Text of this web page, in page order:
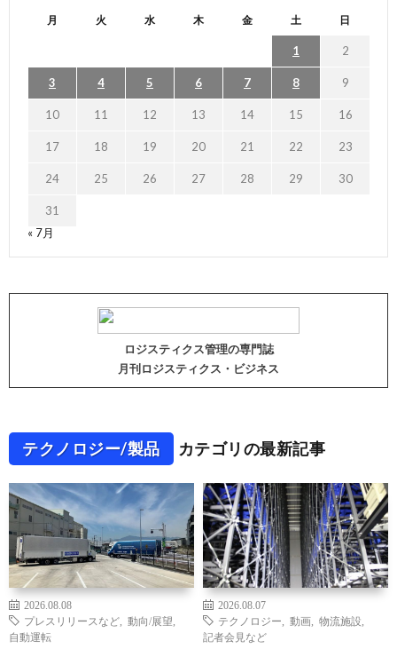
月 火 水 木 金 土 日
1 2
3 4 5 6 7 8 9
10 11 12 13 14 15 16
17 18 19 20 21 22 23
24 25 26 27 28 29 30
31
« 7月
ロジスティクス管理の専門誌
月刊ロジスティクス・ビジネス
テクノロジー/製品 カテゴリの最新記事
2026.08.08
プレスリリースなど
動向/展望
自動運転
2026.08.07
テクノロジー
動画 物流施設
記者会見など